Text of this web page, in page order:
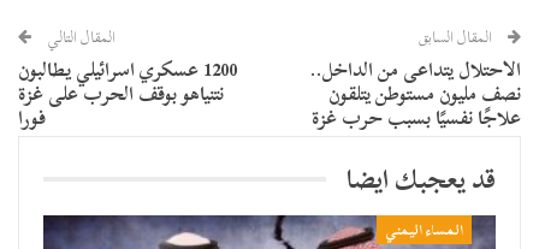
المقال السابق
الاحتلال يتداعى من الداخل..
نصف مليون مستوطن يتلقون
علاجًا نفسيًا بسبب حرب غزة
المقال التالي
1200 عسكري اسرائيلي يطالبون
نتنياهو بوقف الحرب على غزة
فورا
قد يعجبك ايضا
المساء اليمني